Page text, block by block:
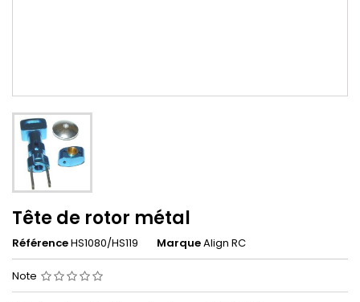
Tête de rotor métal
RéférenceHS1080/HS119 MarqueAlign RC
Note